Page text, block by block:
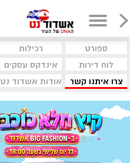
ספורט רכילות
לוח דירות
אינדקס עסקים
צרו איתנו קשר
אודות אשדוד נט